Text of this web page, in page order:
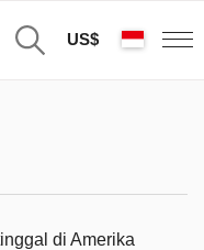
US$
di Amerika